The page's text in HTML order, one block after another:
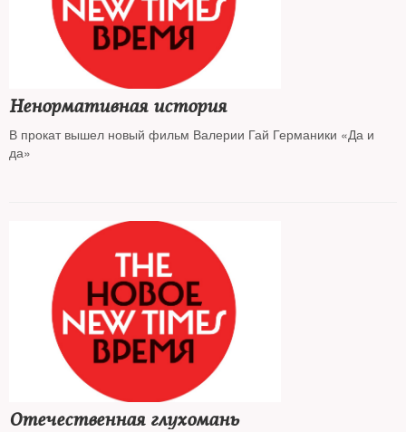
Ненормативная история
В прокат вышел новый фильм Валерии Гай Германики «Да и
да»
Отечественная глухомань